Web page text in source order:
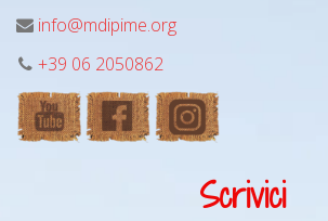
info@mdipime.org
+39 06 2050862
Scrivici